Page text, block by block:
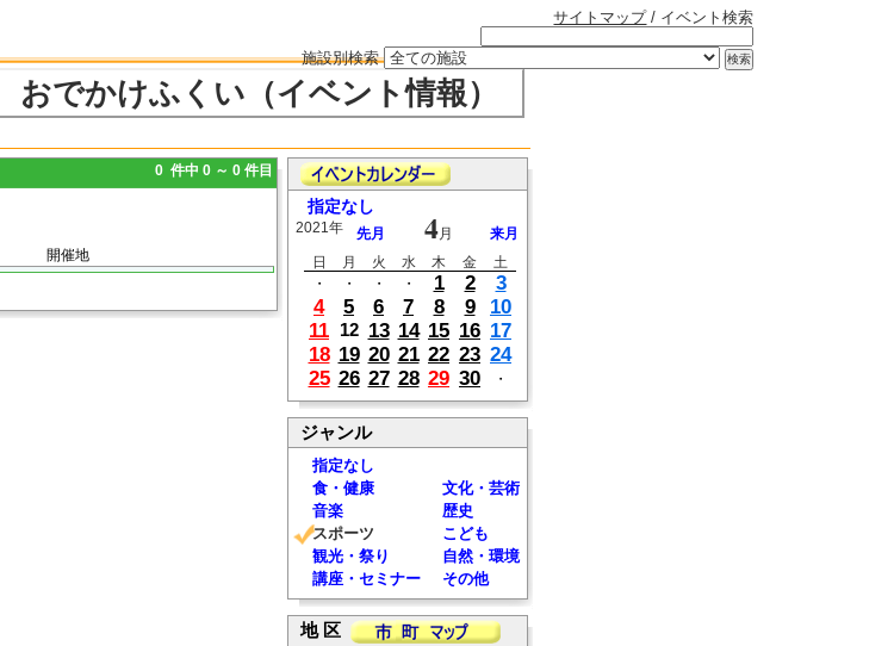
サイトマップ/ イベント検索
施設別検索
おでかけふくい（イベント情報）
0 件中 0 ～ 0 件目
開催地
指定なし
2021年 先月 4月
来月
日
月 火 水 木 金
土
・
・ ・ ・ 1 2
3
4
5 6 7 8 9
10
11
12 13 14 15 16 17
18 19 20 21 22 23 24
25 26 27 28 29 30 ・
ジャンル
指定なし
食・健康
文化・芸術
音楽
歴史
スポーツ
こども
観光・祭り
自然・環境
講座・セミナー
その他
地 区